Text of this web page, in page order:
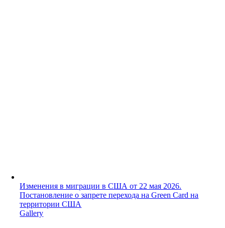
Изменения в миграции в США от 22 мая 2026.
Постановление о запрете перехода на Green Card на
территории США
Gallery